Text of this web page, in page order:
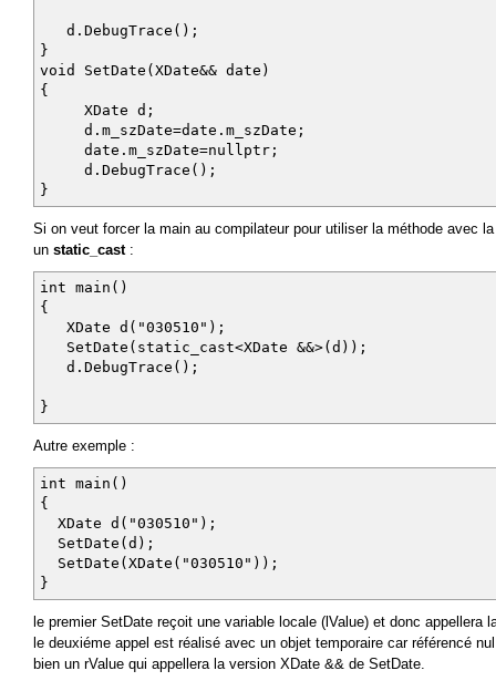
d.DebugTrace();
}
void SetDate(XDate&& date)
{
XDate d;
d.m_szDate=date.m_szDate;
date.m_szDate=nullptr;
d.DebugTrace();
}
Si on veut forcer la main au compilateur pour utiliser la méthode avec
un static_cast:
int main()
{
XDate d("030510");
SetDate(static_cast<XDate &&>(d));
d.DebugTrace();
}
Autre exemple :
int main()
{
XDate d("030510");
SetDate(d);
SetDate(XDate("030510"));
}
le premier SetDate reçoit une variable locale (lValue) et donc appellera
le deuxiéme appel est réalisé avec un objet temporaire car référencé
bien un rValue qui appellera la version XDate && de SetDate.